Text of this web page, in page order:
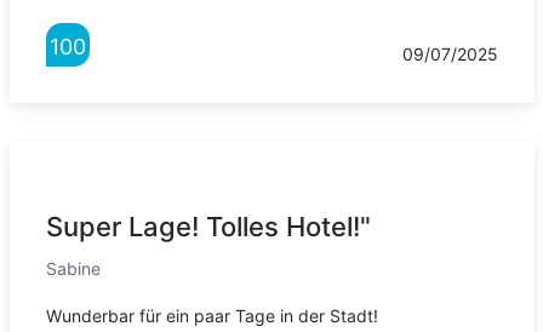
100 09/07/2025
Super Lage! Tolles Hotel!"
Sabine
Wunderbar für ein paar Tage in der Stadt!